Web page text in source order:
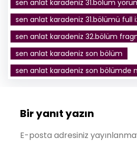
sen anlat karadeniz 31.bölüm
sen anlat karadeniz 31.bölümü full
sen anlat karadeniz 32.bölüm
sen anlat karadeniz son bölüm
sen anlat karadeniz son bölümde
Bir yanıt yazın
E-posta adresiniz